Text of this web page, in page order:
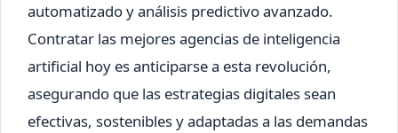
automatizado y análisis predictivo avanzado.
Contratar las mejores agencias de inteligencia
artificial hoy es anticiparse a esta revolución,
asegurando que las estrategias digitales sean
efectivas, sostenibles y adaptadas a las demandas